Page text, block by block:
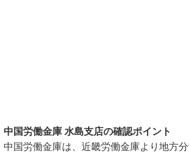
中国労働金庫 水島支店の確認ポイント
中国労働金庫は、近畿労働金庫より地方